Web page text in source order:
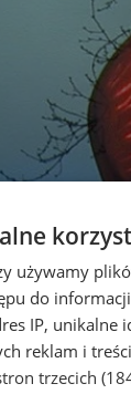
używamy
do
IP, unikalne
reklam i
trzecich